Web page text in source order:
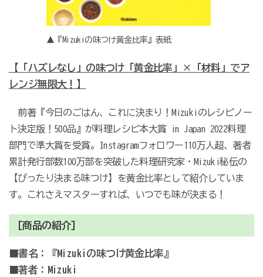
▲『Mizukiの味つけ黄金比率』表紙
【「ハズレなし」の味つけ「黄金比率」×「材料」でア
レンジ無限大！】
前著『今日のごはん、これに決まり！Mizukiのレシピノー
ト決定版！500品』が料理レシピ本大賞 in Japan 2022料理
部門で準大賞を受賞。Instagramフォロワー110万人超、著者
累計発行部数100万部を突破した料理研究家・Mizuki秘伝の
【ぴったり決まる味つけ】を黄金比率として紹介していま
す。これさえマスターすれば、いつでも味が決まる！
[商品の紹介]
■書名：『Mizukiの味つけ黄金比率』
■著者：Mizuki